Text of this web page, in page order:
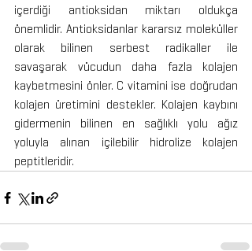
içerdiği antioksidan miktarı oldukça
önemlidir. Antioksidanlar kararsız moleküller
olarak bilinen serbest radikaller ile
savaşarak vücudun daha fazla kolajen
kaybetmesini önler. C vitamini ise doğrudan
kolajen üretimini destekler. Kolajen kaybını
gidermenin bilinen en sağlıklı yolu ağız
yoluyla alınan içilebilir hidrolize kolajen
peptitleridir.